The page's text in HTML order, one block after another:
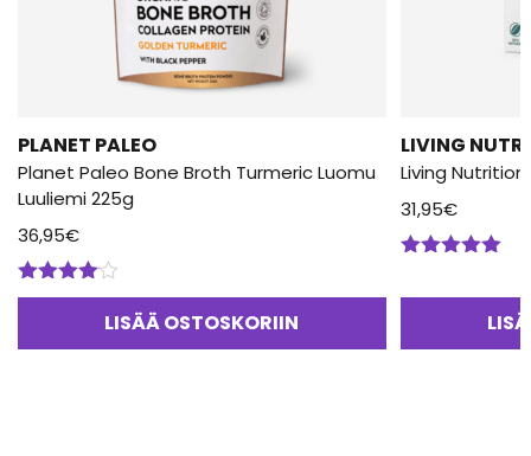
PLANET PALEO
Planet Paleo Bone Broth Turmeric Luomu
Luuliemi 225g
36,95€
Arvostelu
LISÄÄ OSTOSKORIIN
LIVING
Living
31,95€